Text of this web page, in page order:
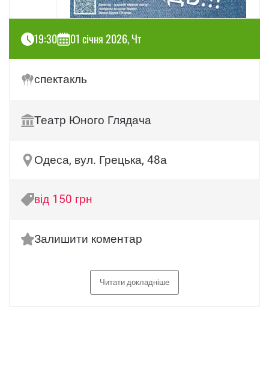
19:30 01 січня 2026, Чт
спектакль
Театр Юного Глядача
Одеса, вул. Грецька, 48а
від 150 грн
Залишити коментар
Читати докладніше